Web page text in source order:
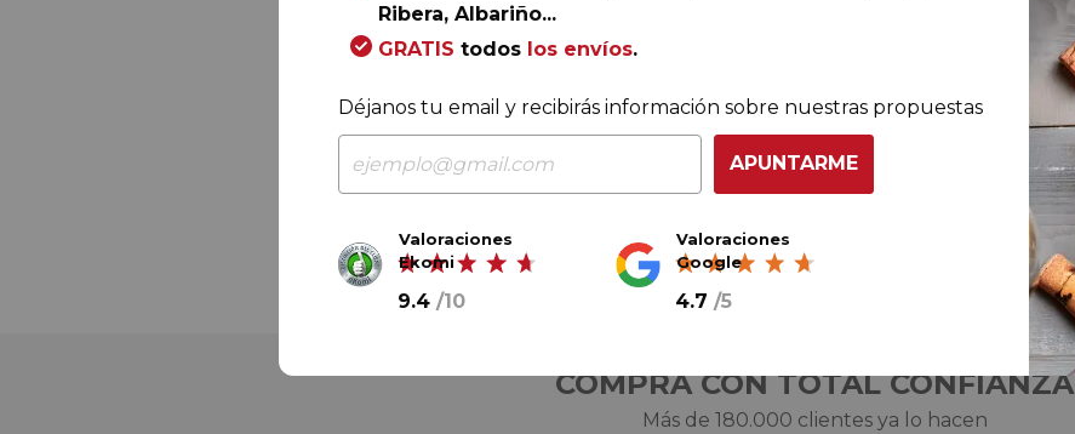
63,60 €
AÑADIR AL CARRITO
COMPRA CON TOTAL CONFIANZA
Más de 180.000 clientes ya lo hacen
Ribera, Albariño...
GRATIS todos los envíos.
Déjanos tu email y recibirás información sobre nuestras propuestas
APUNTARME
Valoraciones
Ekomi
9.4 /10
Valoraciones
Google
4.7 /5